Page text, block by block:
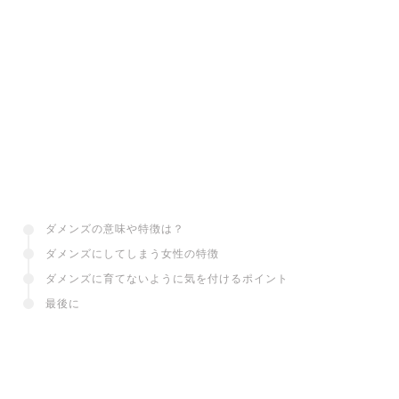
ダメンズの意味や特徴は？
ダメンズにしてしまう女性の特徴
ダメンズに育てないように気を付けるポイント
最後に